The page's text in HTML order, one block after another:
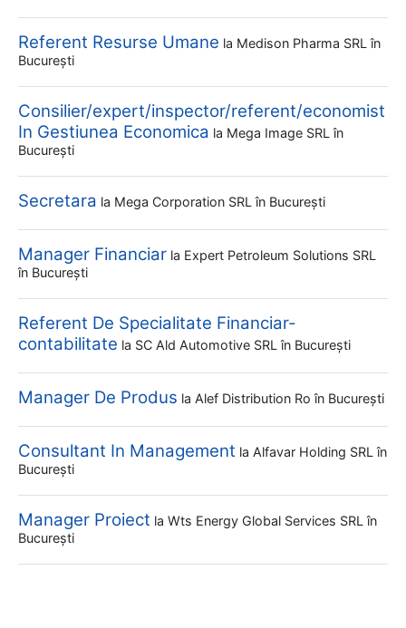
Referent Resurse Umane la Medison Pharma SRL în
București
Consilier/expert/inspector/referent/economist
In Gestiunea Economica la Mega Image SRL în
București
Secretara la Mega Corporation SRL în București
Manager Financiar la Expert Petroleum Solutions SRL
în București
Referent De Specialitate Financiar-
contabilitate la SC Ald Automotive SRL în București
Manager De Produs la Alef Distribution Ro în București
Consultant In Management la Alfavar Holding SRL în
București
Manager Proiect la Wts Energy Global Services SRL în
București